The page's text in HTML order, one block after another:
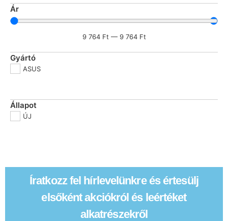
Ár
9 764 Ft — 9 764 Ft
Gyártó
ASUS
Állapot
ÚJ
Íratkozz fel hírlevelünkre és értesülj
elsőként akciókról és leértéket
alkatrészekről